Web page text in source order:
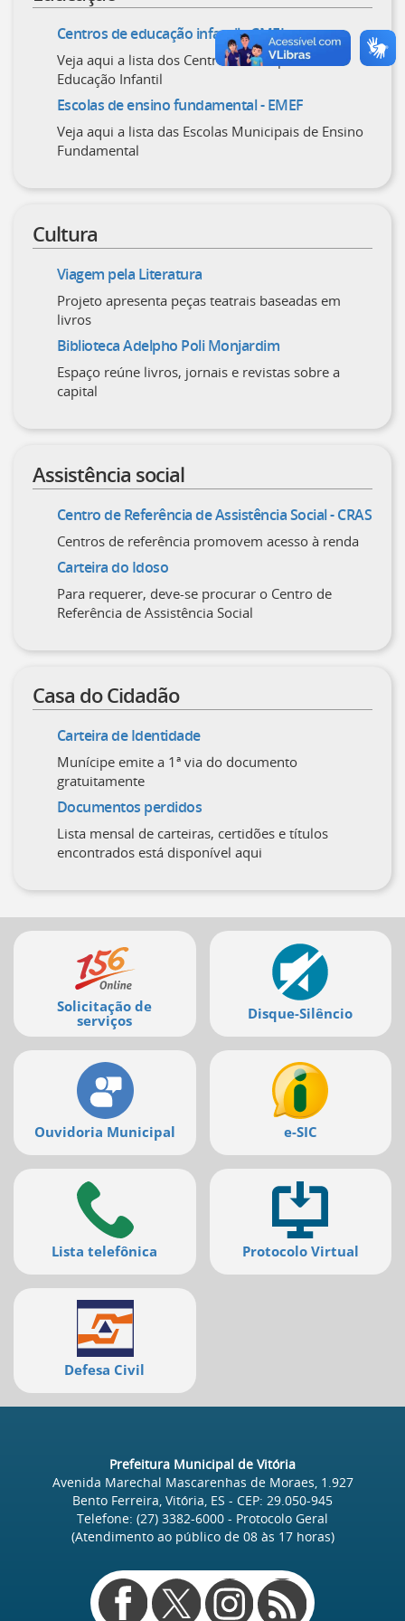
Centros de educação infantil - CMEI
Veja aqui a lista dos Centros Municipais de
Educação Infantil
Escolas de ensino fundamental - EMEF
Veja aqui a lista das Escolas Municipais de Ensino
Fundamental
Cultura
Viagem pela Literatura
Projeto apresenta peças teatrais baseadas em
livros
Biblioteca Adelpho Poli Monjardim
Espaço reúne livros, jornais e revistas sobre a
capital
Assistência social
Centro de Referência de Assistência Social - CRAS
Centros de referência promovem acesso à renda
Carteira do Idoso
Para requerer, deve-se procurar o Centro de
Referência de Assistência Social
Casa do Cidadão
Carteira de Identidade
Munícipe emite a 1ª via do documento
gratuitamente
Documentos perdidos
Lista mensal de carteiras, certidões e títulos
encontrados está disponível aqui
Mais
serviços
Solicitação de
serviços
Disque-Silêncio
Ouvidoria Municipal e-SIC
Lista telefônica Protocolo Virtual
Defesa Civil
Prefeitura Municipal de Vitória
Avenida Marechal Mascarenhas de Moraes, 1.927
Bento Ferreira, Vitória, ES - CEP: 29.050-945
Telefone: (27) 3382-6000 - Protocolo Geral
(Atendimento ao público de 08às 17horas)